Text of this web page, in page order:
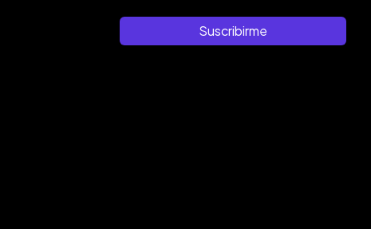
Suscribirme